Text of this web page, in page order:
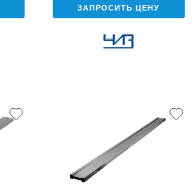
ЗАПРОСИТЬ ЦЕНУ